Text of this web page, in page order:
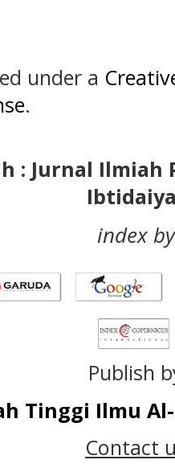
under a
.
: Jurnal Ilmiah
index
Publish
Tinggi Ilmu
Contact